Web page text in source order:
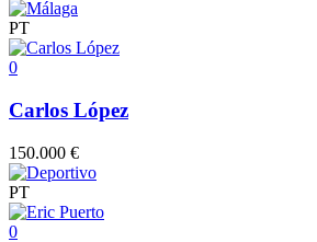
PT
0
Carlos López
150.000 €
PT
0